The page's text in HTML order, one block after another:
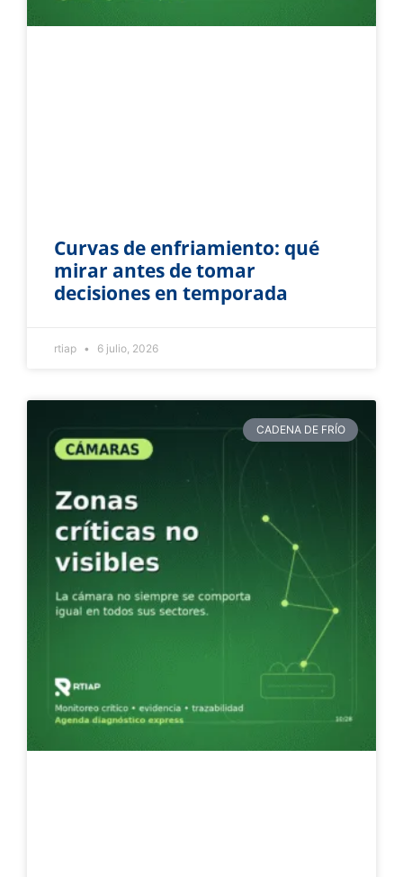
Curvas de enfriamiento: qué
mirar antes de tomar
decisiones en temporada
rtiap 6 julio, 2026
CADENA DE FRÍO